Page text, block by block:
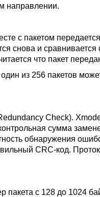
направлении.
с пакетом
снова и сравнивается
что пакет
из 256 пакетов
Check).
сумма
обнаружения
CRC-код.
пакета с 128 до 1024